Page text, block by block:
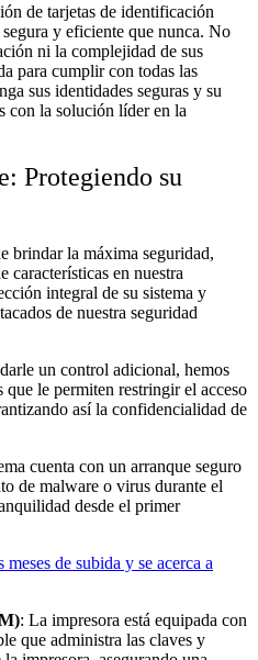
de tarjetas de identificación
y eficiente que nunca. No
ni la complejidad de sus
para cumplir con todas las
sus identidades seguras y su
con la solución líder en la
Protegiendo su
brindar la máxima seguridad,
características en nuestra
integral de su sistema y
de nuestra seguridad
un control adicional, hemos
le permiten restringir el acceso
así la confidencialidad de
cuenta con un arranque seguro
de malware o virus durante el
desde el primer
de subida y se acerca a
: La impresora está equipada con
que administra las claves y